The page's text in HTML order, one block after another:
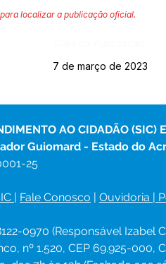
localizar a publicação oficial.
7 de março de 2023
AO CIDADÃO (SIC)
Guiomard - Estado do
25
| Fale Conosco | Ouvidoria |
0970 (Responsável Izabel
nº 1.520, CEP 69.925-